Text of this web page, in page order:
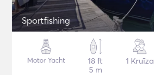
Sportfishing
Motor Yacht
18 ft
5 m
1 Kruīza